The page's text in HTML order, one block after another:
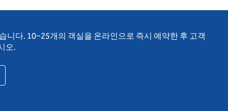
니다. 10~25개의 객실을 온라인으로 즉시 예약한 후 고객
오.